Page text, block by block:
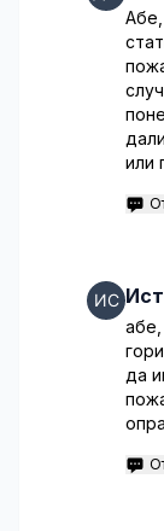
или
абе,
да